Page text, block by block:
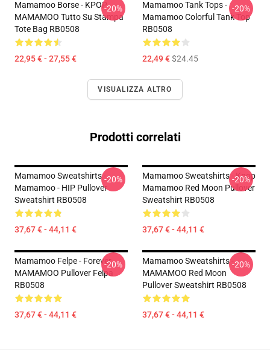
Mamamoo Borse - KPOP
MAMAMOO Tutto Su Stampa
Tote Bag RB0508
22,95 € - 27,55 €
-20%
Mamamoo Tank Tops -
Mamamoo Colorful Tank Top
RB0508
22,49 €$24.45
-20%
VISUALIZZA ALTRO
Prodotti correlati
Mamamoo Sweatshirts -
Mamamoo - HIP Pullover
Sweatshirt RB0508
37,67 € - 44,11 €
-20%
Mamamoo Sweatshirts - Kpop
Mamamoo Red Moon Pullover
Sweatshirt RB0508
37,67 € - 44,11 €
-20%
Mamamoo Felpe - Forever
MAMAMOO Pullover Felpa
RB0508
37,67 € - 44,11 €
-20%
Mamamoo Sweatshirts -
MAMAMOO Red Moon
Pullover Sweatshirt RB0508
37,67 € - 44,11 €
-20%